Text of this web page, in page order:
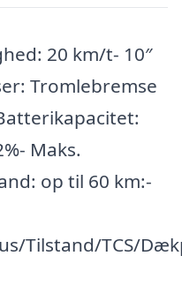
20 km/t- 10″
Tromlebremse
Maks.
op til 60 km:-
Tilstand/TCS/